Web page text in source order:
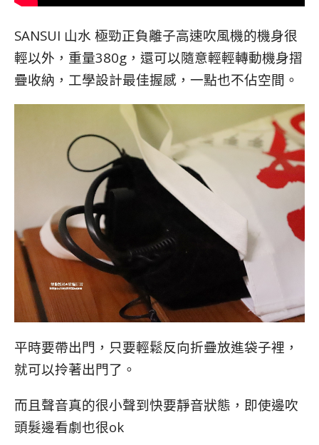
SANSUI 山水 極勁正負離子高速吹風機的機身很
輕以外，重量380g，還可以隨意輕輕轉動機身摺
疊收納，工學設計最佳握感，一點也不佔空間。
平時要帶出門，只要輕鬆反向折疊放進袋子裡，
就可以拎著出門了。
而且聲音真的很小聲到快要靜音狀態，即使邊吹
頭髮邊看劇也很ok